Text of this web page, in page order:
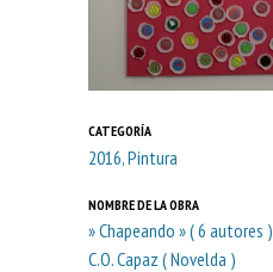
CATEGORÍA
2016, Pintura
NOMBRE DE LA OBRA
» Chapeando » ( 6 autores )
C.O. Capaz ( Novelda )